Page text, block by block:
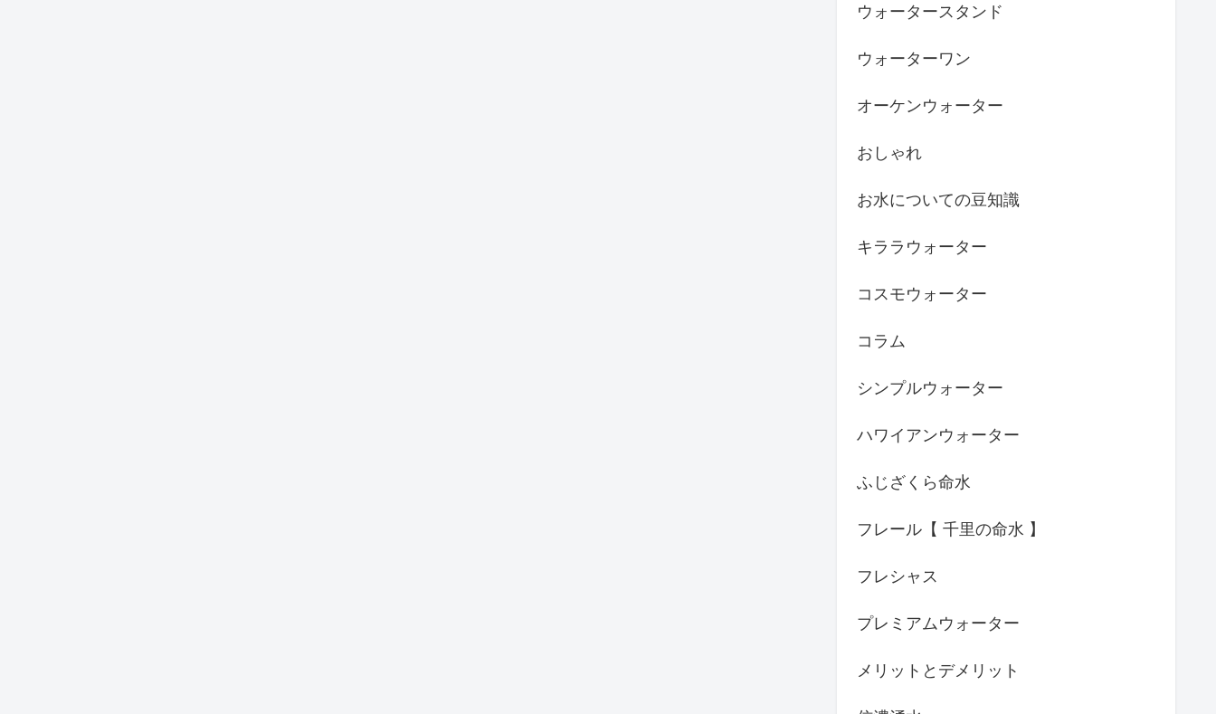
ウォータースタンド
ウォーターワン
オーケンウォーター
おしゃれ
お水についての豆知識
キララウォーター
コスモウォーター
コラム
シンプルウォーター
ハワイアンウォーター
ふじざくら命水
フレール【 千里の命水 】
フレシャス
プレミアムウォーター
メリットとデメリット